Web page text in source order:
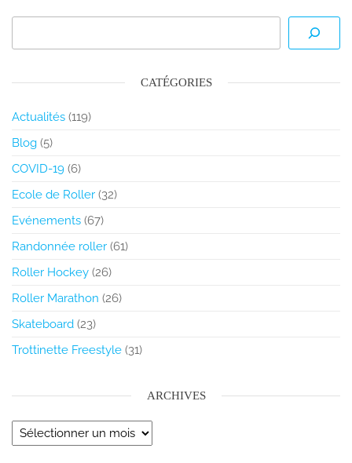
CATÉGORIES
Actualités (119)
Blog (5)
COVID-19 (6)
Ecole de Roller (32)
Evénements (67)
Randonnée roller (61)
Roller Hockey (26)
Roller Marathon (26)
Skateboard (23)
Trottinette Freestyle (31)
ARCHIVES